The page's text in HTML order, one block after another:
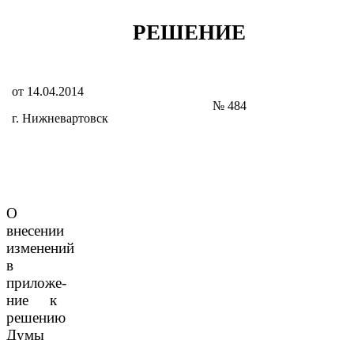
РЕШЕНИЕ
от 14.04.2014
г. Нижневартовск
№ 484
О
внесении
изменений
в
приложе­
ние к
решению
Думы